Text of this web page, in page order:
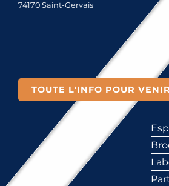
74170 Saint-Gervais
TOUTE L'INFO POUR